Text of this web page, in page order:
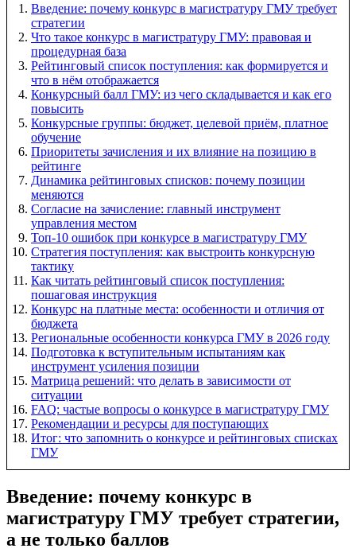
Введение: почему конкурс в магистратуру ГМУ требует
стратегии
Что такое конкурс в магистратуру ГМУ: правовая и
процедурная база
Рейтинговый список поступления: как формируется и
что в нём отображается
Конкурсный балл ГМУ: из чего складывается и как его
повысить
Конкурсные группы: бюджет, целевой приём, платное
обучение
Приоритеты зачисления и их влияние на позицию в
рейтинге
Динамика рейтинговых списков: почему позиции
меняются
Согласие на зачисление: главный инструмент
управления местом
Топ-10 ошибок при конкурсе в магистратуру ГМУ
Стратегия поступления: как выстроить конкурсную
тактику
Как читать рейтинговый список поступления:
пошаговая инструкция
Конкурс на платные места: особенности и отличия от
бюджета
Региональные особенности конкурса ГМУ в 2026 году
Подготовка к вступительным испытаниям как
инструмент усиления позиции
Матрица решений: что делать в зависимости от
ситуации
FAQ: частые вопросы о конкурсе в магистратуру ГМУ
Рекомендации и ресурсы для поступающих
Итог: что запомнить о конкурсе и рейтинговых списках
ГМУ
Введение: почему конкурс в
магистратуру ГМУ требует стратегии,
а не только баллов